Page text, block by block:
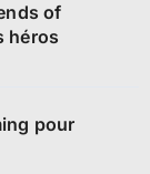
of
héros
pour